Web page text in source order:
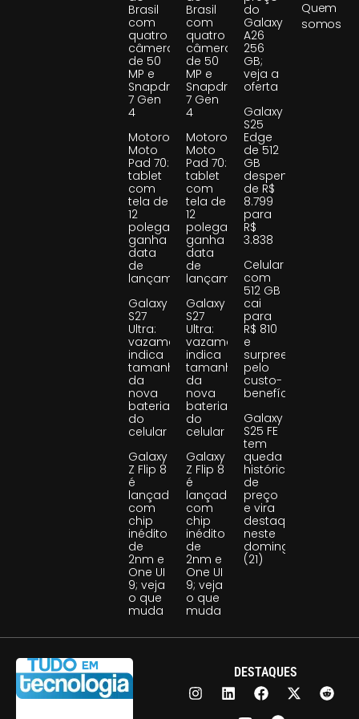
Brasil
com
quatro
câmeras
de 50
MP e
Snapdragon
7 Gen
4
Motorola
Moto
Pad 70:
tablet
com
tela de
12
polegadas
ganha
data
de
lançamento
Galaxy
S27
Ultra:
vazamento
indica
tamanho
da
nova
bateria
do
celular
Galaxy
Z Flip 8
é
lançado
com
chip
inédito
de
2nm e
One UI
9; veja
o que
muda
Brasil
com
quatro
câmeras
de 50
MP e
Snapdragon
7 Gen
4
Motorola
Moto
Pad 70:
tablet
com
tela de
12
polegadas
ganha
data
de
lançamento
Galaxy
S27
Ultra:
vazamento
indica
tamanho
da
nova
bateria
do
celular
Galaxy
Z Flip 8
é
lançado
com
chip
inédito
de
2nm e
One UI
9; veja
o que
muda
do
Galaxy
A26
256
GB;
veja a
oferta
Galaxy
S25
Edge
de 512
GB
despenca
de R$
8.799
para
R$
3.838
Celular
com
512 GB
cai
para
R$ 810
e
surpreende
pelo
custo-
benefício
Galaxy
S25 FE
tem
queda
histórica
de
preço
e vira
destaque
neste
domingo
(21)
Quem
somos
DESTAQUES